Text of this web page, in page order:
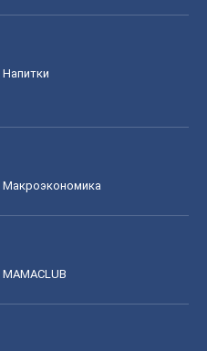
Напитки
Mакроэкономика
MAMACLUB